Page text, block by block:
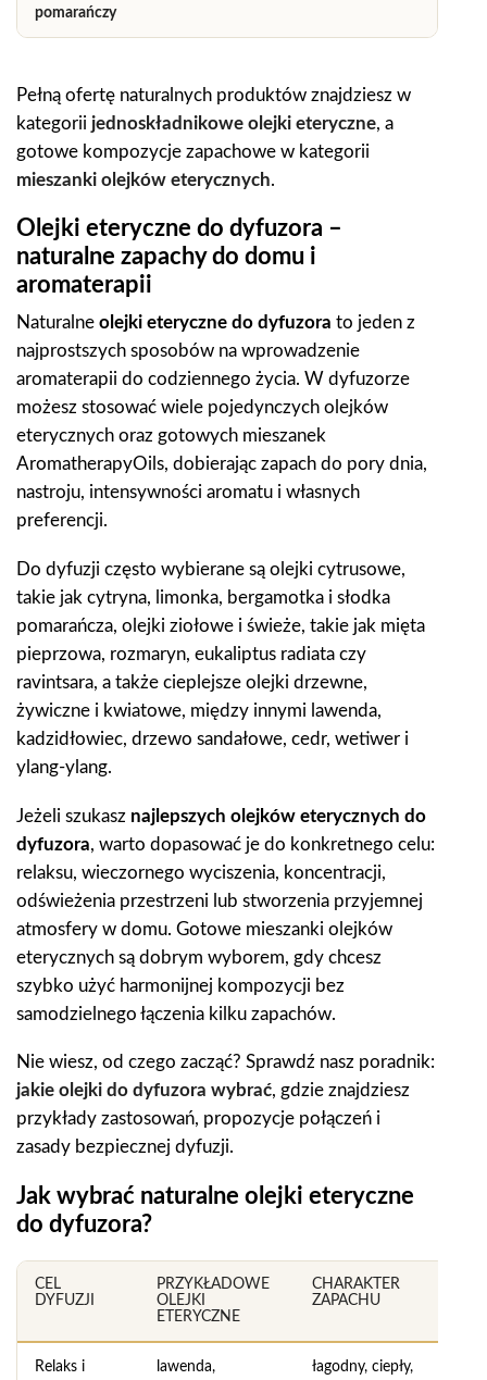
pomarańczy
Pełną ofertę naturalnych produktów znajdziesz w
kategorii jednoskładnikowe olejki eteryczne, a
gotowe kompozycje zapachowe w kategorii
mieszanki olejków eterycznych.
Olejki eteryczne do dyfuzora –
naturalne zapachy do domu i
aromaterapii
Naturalne olejki eteryczne do dyfuzora to jeden z
najprostszych sposobów na wprowadzenie
aromaterapii do codziennego życia. W dyfuzorze
możesz stosować wiele pojedynczych olejków
eterycznych oraz gotowych mieszanek
AromatherapyOils, dobierając zapach do pory dnia,
nastroju, intensywności aromatu i własnych
preferencji.
Do dyfuzji często wybierane są olejki cytrusowe,
takie jak cytryna, limonka, bergamotka i słodka
pomarańcza, olejki ziołowe i świeże, takie jak mięta
pieprzowa, rozmaryn, eukaliptus radiata czy
ravintsara, a także cieplejsze olejki drzewne,
żywiczne i kwiatowe, między innymi lawenda,
kadzidłowiec, drzewo sandałowe, cedr, wetiwer i
ylang-ylang.
Jeżeli szukasz najlepszych olejków eterycznych do
dyfuzora, warto dopasować je do konkretnego celu:
relaksu, wieczornego wyciszenia, koncentracji,
odświeżenia przestrzeni lub stworzenia przyjemnej
atmosfery w domu. Gotowe mieszanki olejków
eterycznych są dobrym wyborem, gdy chcesz
szybko użyć harmonijnej kompozycji bez
samodzielnego łączenia kilku zapachów.
Nie wiesz, od czego zacząć? Sprawdź nasz poradnik:
jakie olejki do dyfuzora wybrać, gdzie znajdziesz
przykłady zastosowań, propozycje połączeń i
zasady bezpiecznej dyfuzji.
Jak wybrać naturalne olejki eteryczne
do dyfuzora?
CEL
DYFUZJI
PRZYKŁADOWE
OLEJKI
ETERYCZNE
CHARAKTER
ZAPACHU
Relaks i
lawenda,
łagodny, ciepły,